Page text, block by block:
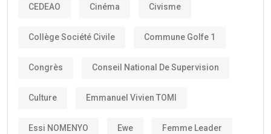
CEDEAO Cinéma Civisme
Collège Société Civile Commune Golfe 1
Congrès Conseil National De Supervision
Culture Emmanuel Vivien TOMI
Essi NOMENYO Ewe Femme Leader